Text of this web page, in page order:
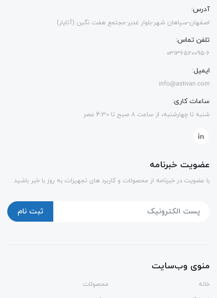
آدرس:
اصفهان-سپاهان شهر-بلوار غدیر-مجتمع هفت نگین (آتایار)
تلفن تماس:
03136520095-6
ایمیل:
info@astivan.com
ساعات کاری:
شنبه تا چهارشنبه، از ساعت 8 صبح تا 4:30 عصر
عضویت خبرنامه
با عضویت در خبرنامه از محصولات و کاربرد های تجهیزات به روز با خبر باشید
ثبت نام
منوی وب‌سایت
خانه
محصولات